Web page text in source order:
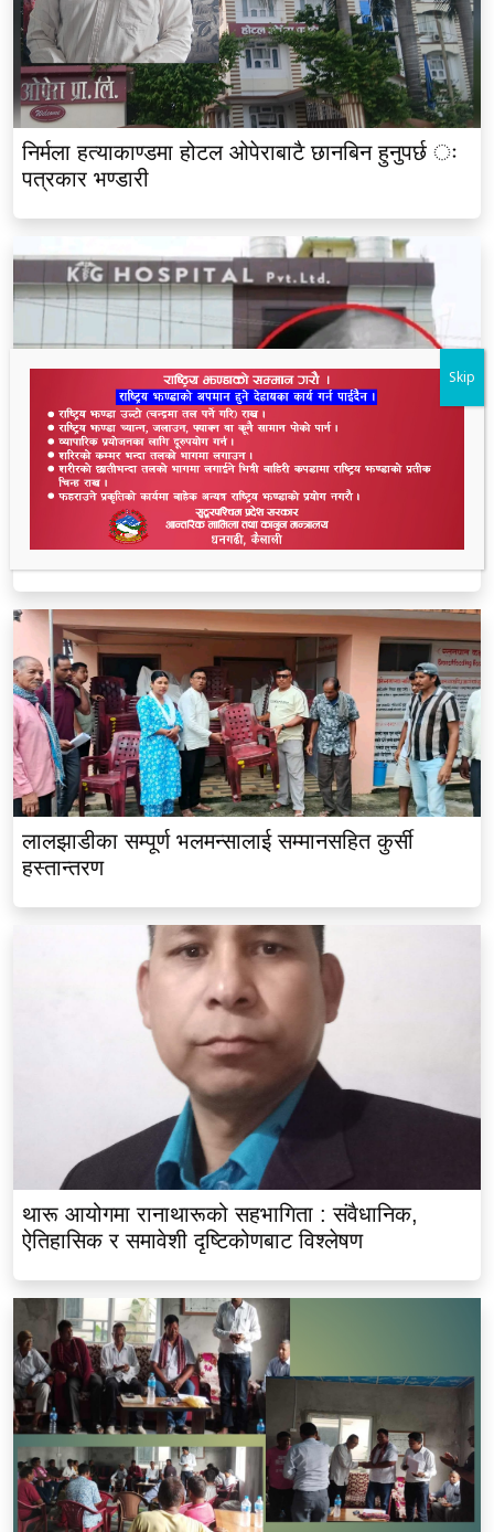
निर्मला हत्याकाण्डमा होटल ओपेराबाटै छानबिन हुनुपर्छ ः
पत्रकार भण्डारी
धनगढीको के जी अस्पतालमा मृत्यु प्रकरण: २२ लाखमा
केस रफादफा
लालझाडीका सम्पूर्ण भलमन्सालाई सम्मानसहित कुर्सी
हस्तान्तरण
थारू आयोगमा रानाथारूको सहभागिता : संवैधानिक,
ऐतिहासिक र समावेशी दृष्टिकोणबाट विश्लेषण
Skip